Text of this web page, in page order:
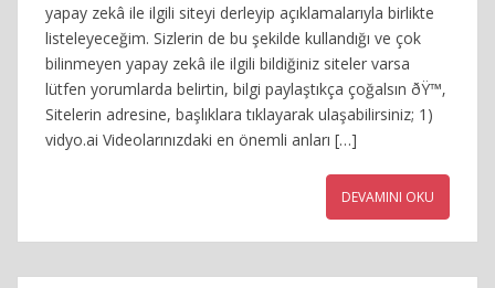
yapay zekâ ile ilgili siteyi derleyip açıklamalarıyla birlikte
listeleyeceğim. Sizlerin de bu şekilde kullandığı ve çok
bilinmeyen yapay zekâ ile ilgili bildiğiniz siteler varsa
lütfen yorumlarda belirtin, bilgi paylaştıkça çoğalsın ðŸ™‚
Sitelerin adresine, başlıklara tıklayarak ulaşabilirsiniz; 1)
vidyo.ai Videolarınızdaki en önemli anları […]
DEVAMINI OKU